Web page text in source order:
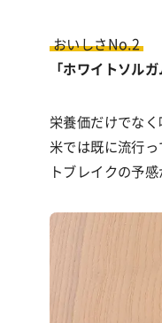
おいしさNo.2
「ホワイトソル
栄養価だけでな
米では既に流行
トブレイクの予